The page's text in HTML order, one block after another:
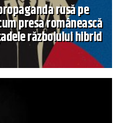
rusă pe
presa românească
războiului hibrid